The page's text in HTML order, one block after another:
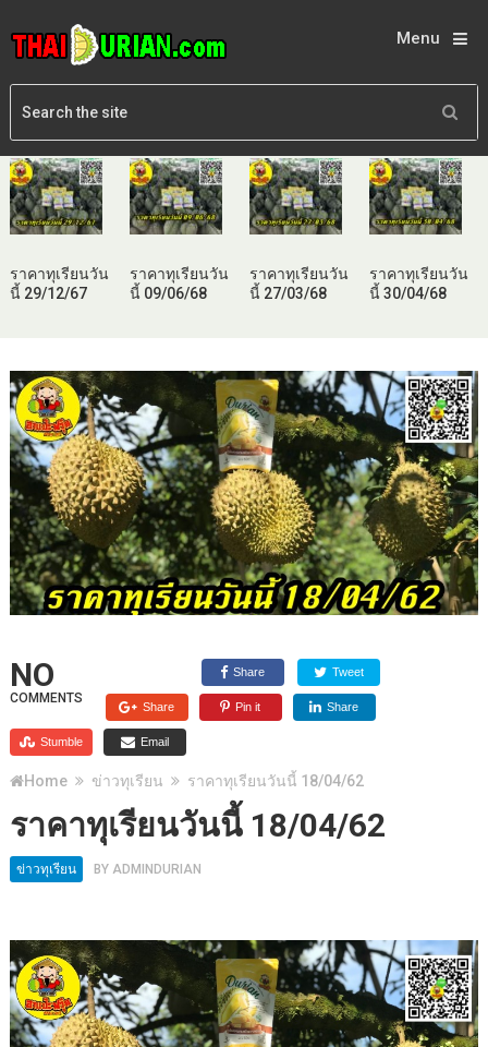
Menu
ราคาทุเรียนวัน
นี้ 29/12/67
ราคาทุเรียนวัน
นี้ 09/06/68
ราคาทุเรียนวัน
นี้ 27/03/68
ราคาทุเรียนวัน
นี้ 30/04/68
NO
COMMENTS
Share Tweet
Share Pin it Share
Stumble Email
Home ข่าวทุเรียน ราคาทุเรียนวันนี้ 18/04/62
ราคาทุเรียนวันนี้ 18/04/62
ข่าวทุเรียน BY ADMINDURIAN